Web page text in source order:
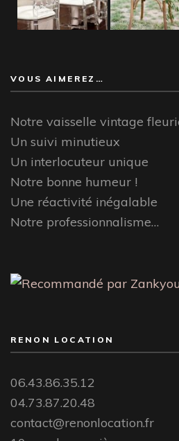
VOUS AIMEREZ…
Notre vaisselle vintage
Un suivi minutieux
Un interlocuteur unique
Notre bonne humeur !
Une réactivité inégalable
Notre professionnalisme…
RENON LOCATION
06.43.86.35.12
04.73.87.20.48
contact@renonlocation.fr